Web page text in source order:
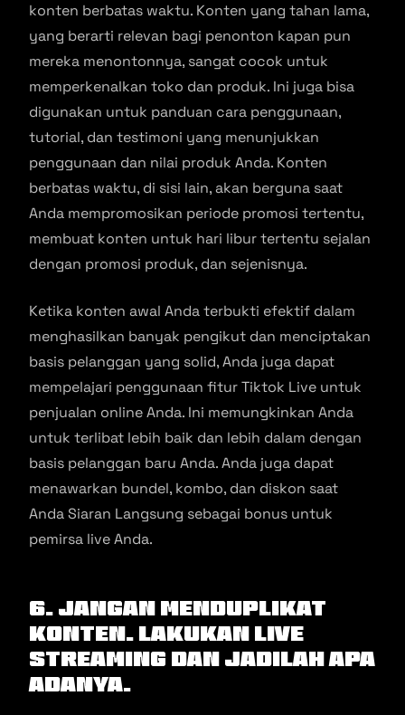
konten berbatas waktu. Konten yang tahan lama,
yang berarti relevan bagi penonton kapan pun
mereka menontonnya, sangat cocok untuk
memperkenalkan toko dan produk. Ini juga bisa
digunakan untuk panduan cara penggunaan,
tutorial, dan testimoni yang menunjukkan
penggunaan dan nilai produk Anda. Konten
berbatas waktu, di sisi lain, akan berguna saat
Anda mempromosikan periode promosi tertentu,
membuat konten untuk hari libur tertentu sejalan
dengan promosi produk, dan sejenisnya.
Ketika konten awal Anda terbukti efektif dalam
menghasilkan banyak pengikut dan menciptakan
basis pelanggan yang solid, Anda juga dapat
mempelajari penggunaan fitur Tiktok Live untuk
penjualan online Anda. Ini memungkinkan Anda
untuk terlibat lebih baik dan lebih dalam dengan
basis pelanggan baru Anda. Anda juga dapat
menawarkan bundel, kombo, dan diskon saat
Anda Siaran Langsung sebagai bonus untuk
pemirsa live Anda.
6. Jangan Menduplikat
Konten. Lakukan Live
Streaming dan Jadilah Apa
Adanya.